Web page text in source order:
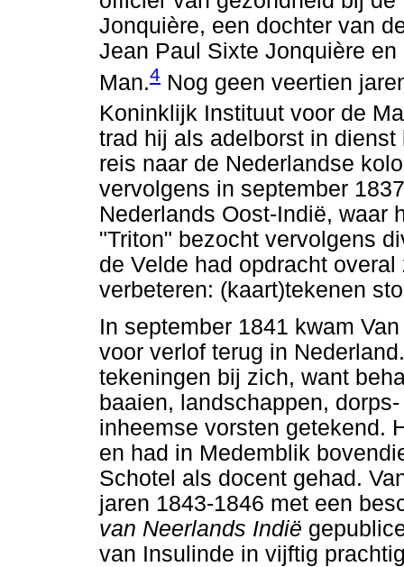
Jonquière, een dochter van
Jean Paul Sixte Jonquière
Man.4 Nog geen veertien
Koninklijk Instituut voor de
trad hij als adelborst in
reis naar de Nederlandse
vervolgens in september
Nederlands Oost-Indië, waar
"Triton" bezocht vervolgens
de Velde had opdracht
verbeteren: (kaart)tekenen
In september 1841 kwam
voor verlof terug in
tekeningen bij zich, want
baaien, landschappen,
inheemse vorsten getekend.
en had in Medemblik
Schotel als docent gehad.
jaren 1843-1846 met een
van Neerlands Indië
van Insulinde in vijftig